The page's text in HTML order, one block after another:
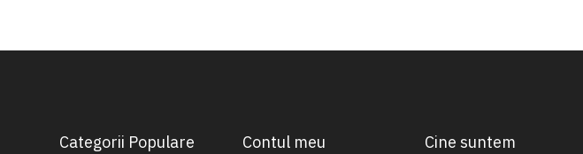
Categorii Populare Contul meu Cine suntem